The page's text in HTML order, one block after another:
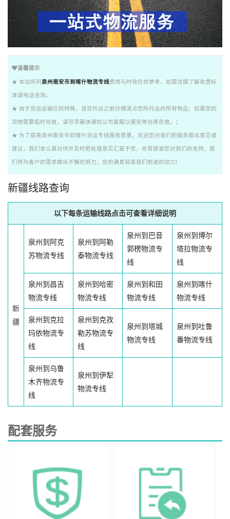
温馨提示
★ 本站所列 泉州南安市到喀什物流专线费用与时效仅供参考，如需详细了解收费标
准请电话咨询。
★ 由于货运运输比较特殊，请您托运之前仔细清点您所托运的所有物品；如果您的
货物需要临时存放，请尽早最快通知公司客服以便安排仓库存放。；
★ 为了提高泉州南安市到喀什货运专线服务质量，欢迎您对我们的服务提出意见或
建议，我们会认真对待并及时把处理意见汇报于您，非常感谢您对我们的支持，我
们将为客户的需求做出不懈的努力，您的满意就是我们前进的动力!
新疆线路查询
以下每条运输线路点击可查看详细说明
新
疆
泉州到阿克
苏物流专线
泉州到阿勒
泰物流专线
泉州到巴音
郭楞物流专
线
泉州到博尔
塔拉物流专
线
泉州到昌吉
物流专线
泉州到哈密
物流专线
泉州到和田
物流专线
泉州到喀什
物流专线
泉州到克拉
玛依物流专
线
泉州到克孜
勒苏物流专
线
泉州到塔城
物流专线
泉州到吐鲁
番物流专线
泉州到乌鲁
木齐物流专
线
泉州到伊犁
物流专线
配套服务